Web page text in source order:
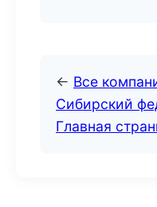
← Все
Сибирский
Главная